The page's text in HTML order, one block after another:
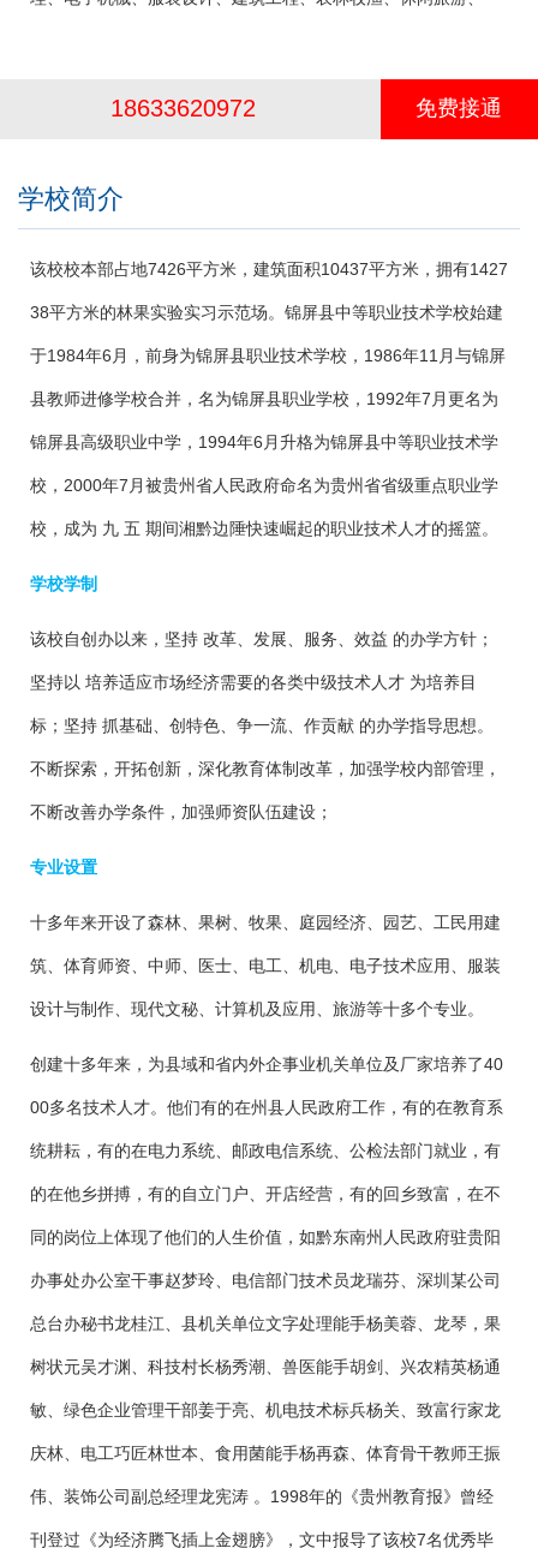
18633620972 免费接通
学校简介
该校校本部占地7426平方米，建筑面积10437平方米，拥有1427
38平方米的林果实验实习示范场。锦屏县中等职业技术学校始建
于1984年6月，前身为锦屏县职业技术学校，1986年11月与锦屏
县教师进修学校合并，名为锦屏县职业学校，1992年7月更名为
锦屏县高级职业中学，1994年6月升格为锦屏县中等职业技术学
校，2000年7月被贵州省人民政府命名为贵州省省级重点职业学
校，成为 九 五 期间湘黔边陲快速崛起的职业技术人才的摇篮。
学校学制
该校自创办以来，坚持 改革、发展、服务、效益 的办学方针；
坚持以 培养适应市场经济需要的各类中级技术人才 为培养目
标；坚持 抓基础、创特色、争一流、作贡献 的办学指导思想。
不断探索，开拓创新，深化教育体制改革，加强学校内部管理，
不断改善办学条件，加强师资队伍建设；
专业设置
十多年来开设了森林、果树、牧果、庭园经济、园艺、工民用建
筑、体育师资、中师、医士、电工、机电、电子技术应用、服装
设计与制作、现代文秘、计算机及应用、旅游等十多个专业。
创建十多年来，为县域和省内外企事业机关单位及厂家培养了40
00多名技术人才。他们有的在州县人民政府工作，有的在教育系
统耕耘，有的在电力系统、邮政电信系统、公检法部门就业，有
的在他乡拼搏，有的自立门户、开店经营，有的回乡致富，在不
同的岗位上体现了他们的人生价值，如黔东南州人民政府驻贵阳
办事处办公室干事赵梦玲、电信部门技术员龙瑞芬、深圳某公司
总台办秘书龙桂江、县机关单位文字处理能手杨美蓉、龙琴，果
树状元吴才渊、科技村长杨秀潮、兽医能手胡剑、兴农精英杨通
敏、绿色企业管理干部姜于亮、机电技术标兵杨关、致富行家龙
庆林、电工巧匠林世本、食用菌能手杨再森、体育骨干教师王振
伟、装饰公司副总经理龙宪涛 。1998年的《贵州教育报》曾经
刊登过《为经济腾飞插上金翅膀》，文中报导了该校7名优秀毕